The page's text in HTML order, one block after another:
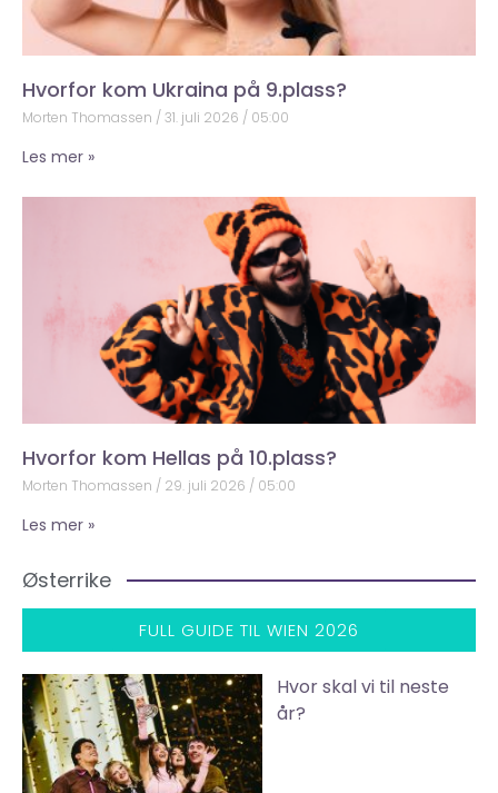
Hvorfor kom Ukraina på 9.plass?
Morten Thomassen 31. juli 2026 05:00
Les mer »
Hvorfor kom Hellas på 10.plass?
Morten Thomassen 29. juli 2026 05:00
Les mer »
Østerrike
FULL GUIDE TIL WIEN 2026
Hvor skal vi til neste
år?